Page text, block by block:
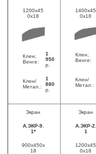
1200x45
0x18
Клен;
Венге:
1
950
р.
Клен/
Метал.:
1
880
р.
1400x45
0x18
Клен;
Венге:
Клен/
Метал.:
Экран
А.ЭКР-9.
1*
900x450x
18
Экран
А.ЭКР-2.
1
1200x45
0x18